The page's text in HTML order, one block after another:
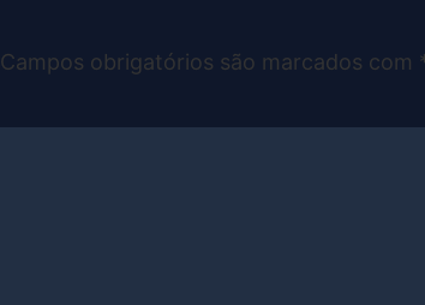
Campos obrigatórios são marcados com